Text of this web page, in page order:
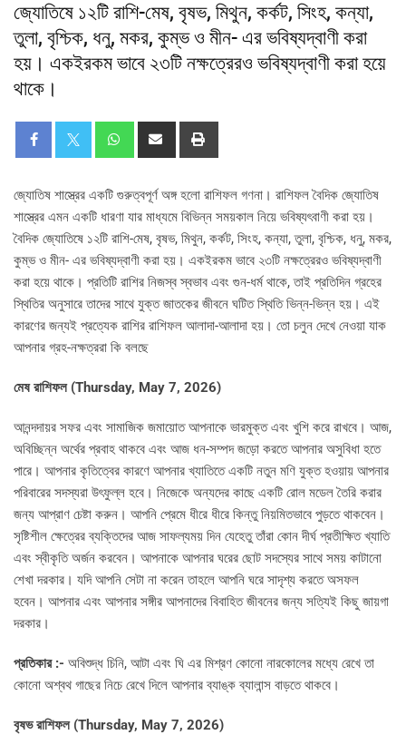
জ্যোতিষে ১২টি রাশি-মেষ, বৃষভ, মিথুন, কর্কট, সিংহ, কন্যা,
তুলা, বৃশ্চিক, ধনু, মকর, কুম্ভ ও মীন- এর ভবিষ্যদ্বাণী করা
হয়। একইরকম ভাবে ২৩টি নক্ষত্রেরও ভবিষ্যদ্বাণী করা হয়ে
থাকে।
জ্যোতিষ শাস্ত্রের একটি গুরুত্বপূর্ণ অঙ্গ হলো রাশিফল গণনা। রাশিফল বৈদিক জ্যোতিষ
শাস্ত্রের এমন একটি ধারণা যার মাধ্যমে বিভিন্ন সময়কাল নিয়ে ভবিষ্যৎবাণী করা হয়।
বৈদিক জ্যোতিষে ১২টি রাশি-মেষ, বৃষভ, মিথুন, কর্কট, সিংহ, কন্যা, তুলা, বৃশ্চিক, ধনু, মকর,
কুম্ভ ও মীন- এর ভবিষ্যদ্বাণী করা হয়। একইরকম ভাবে ২৩টি নক্ষত্রেরও ভবিষ্যদ্বাণী
করা হয়ে থাকে। প্রতিটি রাশির নিজস্ব স্বভাব এবং গুন-ধর্ম থাকে, তাই প্রতিদিন গ্রহের
স্থিতির অনুসারে তাদের সাথে যুক্ত জাতকের জীবনে ঘটিত স্থিতি ভিন্ন-ভিন্ন হয়। এই
কারণের জন্যই প্রত্যেক রাশির রাশিফল আলাদা-আলাদা হয়। তো চলুন দেখে নেওয়া যাক
আপনার গ্রহ-নক্ষত্ররা কি বলছে
মেষ রাশিফল (Thursday, May 7, 2026)
আনন্দদায়র সফর এবং সামাজিক জমায়োত আপনাকে ভারমুক্ত এবং খুশি করে রাখবে। আজ,
অবিচ্ছিন্ন অর্থের প্রবাহ থাকবে এবং আজ ধন-সম্পদ জড়ো করতে আপনার অসুবিধা হতে
পারে। আপনার কৃতিত্বের কারণে আপনার খ্যাতিতে একটি নতুন মণি যুক্ত হওয়ায় আপনার
পরিবারের সদস্যরা উৎফুল্ল হবে। নিজেকে অন্যদের কাছে একটি রোল মডেল তৈরি করার
জন্য আপ্রাণ চেষ্টা করুন। আপনি প্রেমে ধীরে ধীরে কিন্তু নিয়মিতভাবে পুড়তে থাকবেন।
সৃষ্টিশীল ক্ষেত্রের ব্যক্তিদের আজ সাফল্যময় দিন যেহেতু তাঁরা কোন দীর্ঘ প্রতীক্ষিত খ্যাতি
এবং স্বীকৃতি অর্জন করবেন। আপনাকে আপনার ঘরের ছোট সদস্যের সাথে সময় কাটানো
শেখা দরকার। যদি আপনি সেটা না করেন তাহলে আপনি ঘরে সাদৃশ্য করতে অসফল
হবেন। আপনার এবং আপনার সঙ্গীর আপনাদের বিবাহিত জীবনের জন্য সত্যিই কিছু জায়গা
দরকার।
প্রতিকার :- অবিশুদ্ধ চিনি, আটা এবং ঘি এর মিশ্রণ কোনো নারকোলের মধ্যে রেখে তা
কোনো অশ্বথ গাছের নিচে রেখে দিলে আপনার ব্যাঙ্ক ব্যালান্স বাড়তে থাকবে।
বৃষভ রাশিফল (Thursday, May 7, 2026)